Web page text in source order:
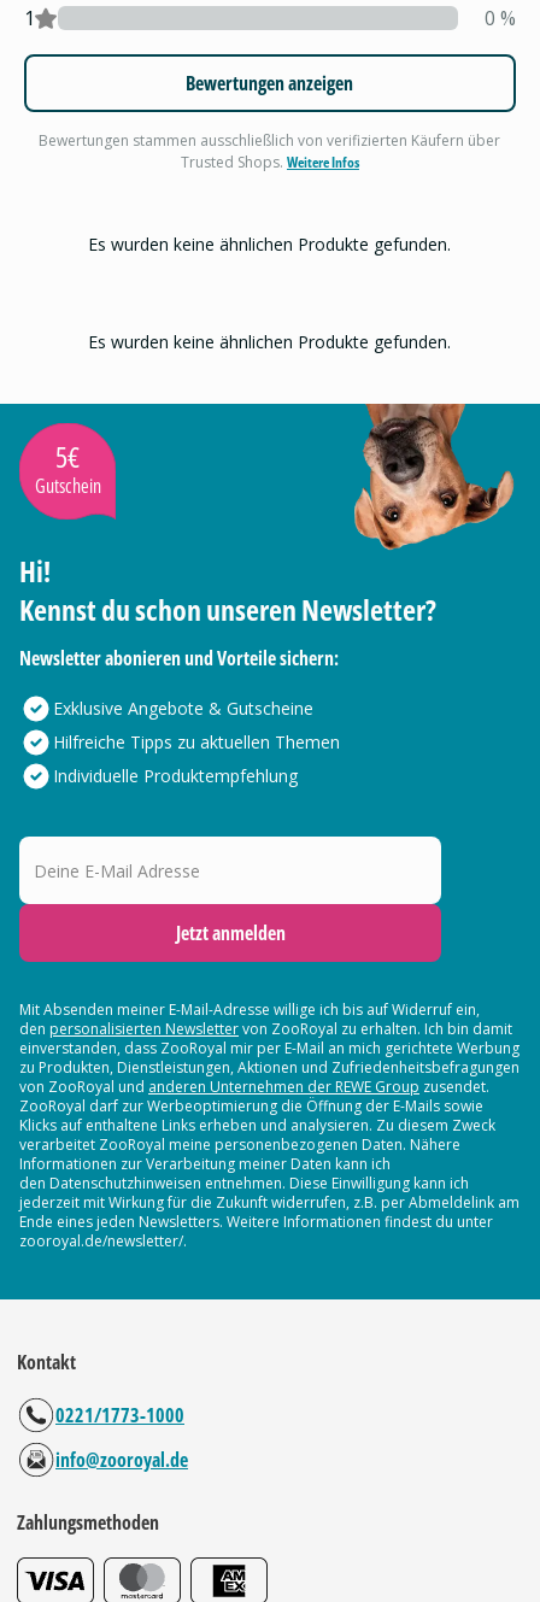
1 0 %
Bewertungen anzeigen
Bewertungen stammen ausschließlich von verifizierten Käufern über
Trusted Shops. Weitere Infos
Es wurden keine ähnlichen Produkte gefunden.
Es wurden keine ähnlichen Produkte gefunden.
5€
Gutschein
Hi!
Kennst du schon unseren Newsletter?
Newsletter abonieren und Vorteile sichern:
Exklusive Angebote & Gutscheine
Hilfreiche Tipps zu aktuellen Themen
Individuelle Produktempfehlung
Deine E-Mail Adresse
Jetzt anmelden
Mit Absenden meiner E-Mail-Adresse willige ich bis auf Widerruf ein,
den personalisierten Newslettervon ZooRoyal zu erhalten. Ich bin damit
einverstanden, dass ZooRoyal mir per E-Mail an mich gerichtete Werbung
zu Produkten, Dienstleistungen, Aktionen und Zufriedenheitsbefragungen
von ZooRoyal und anderen Unternehmen der REWE Group zusendet.
ZooRoyal darf zur Werbeoptimierung die Öffnung der E-Mails sowie
Klicks auf enthaltene Links erheben und analysieren. Zu diesem Zweck
verarbeitet ZooRoyal meine personenbezogenen Daten. Nähere
Informationen zur Verarbeitung meiner Daten kann ich
den Datenschutzhinweisen entnehmen. Diese Einwilligung kann ich
jederzeit mit Wirkung für die Zukunft widerrufen, z.B. per Abmeldelink am
Ende eines jeden Newsletters. Weitere Informationen findest du unter
zooroyal.de/newsletter/.
Kontakt
0221/1773-1000
info@zooroyal.de
Zahlungsmethoden